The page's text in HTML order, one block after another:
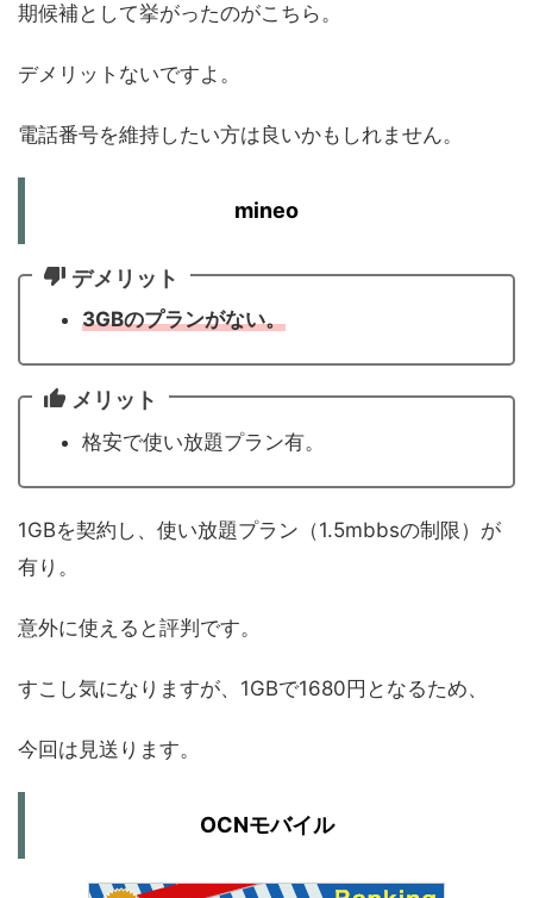
期候補として挙がったのがこちら。
デメリットないですよ。
電話番号を維持したい方は良いかもしれません。
mineo
デメリット
3GBのプランがない。
メリット
格安で使い放題プラン有。
1GBを契約し、使い放題プラン（1.5mbbsの制限）が
有り。
意外に使えると評判です。
すこし気になりますが、1GBで1680円となるため、
今回は見送ります。
OCNモバイル